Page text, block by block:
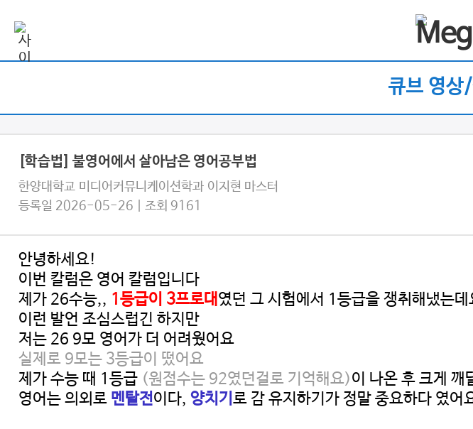
큐브 영
[학습법] 불영어에서 살아남은 영어공부법
한양대학교 미디어커뮤니케이션학과 이지현 마스터
등록일 2026-05-26 | 조회 9161
안녕하세요!
이번 칼럼은 영어 칼럼입니다
제가 26수능,, 1등급이 3프로대였던 그 시험에서 1등급을 쟁취해냈는데
이런 발언 조심스럽긴 하지만
저는 26 9모 영어가 더 어려웠어요
실제로 9모는 3등급이 떴어요
제가 수능 때 1등급 (원점수는 92였던걸로 기억해요)이 나온 후 크게 깨
영어는 의외로 멘탈전이다, 양치기 로 감 유지하기가 정말 중요하다 였어